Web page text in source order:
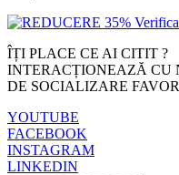
ÎȚI PLACE CE AI CITIT ?
INTERACȚIONEAZĂ CU
DE SOCIALIZARE
YOUTUBE
FACEBOOK
INSTAGRAM
LINKEDIN